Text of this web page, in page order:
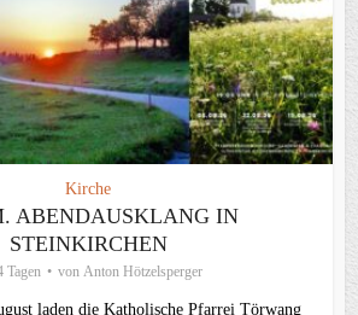
Kirche
ABENDAUSKLANG IN
STEINKIRCHEN
Tagen von Anton Hötzelsperger
laden die Katholische Pfarrei Törwang